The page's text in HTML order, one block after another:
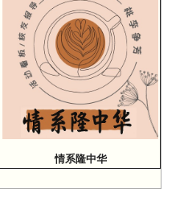
情系隆中华